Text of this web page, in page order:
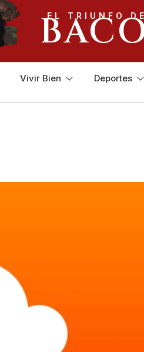
EL TRIUNFO DE
Vivir Bien Deportes